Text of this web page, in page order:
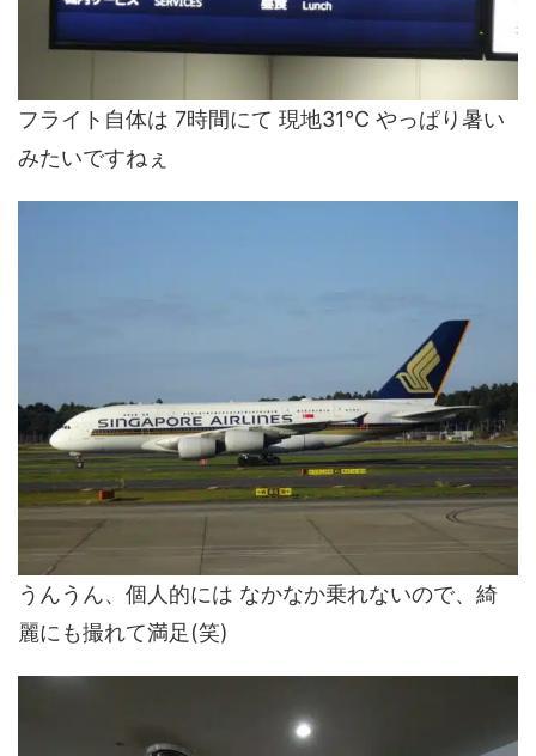
フライト自体は 7時間にて 現地31℃ やっぱり暑い
みたいですねぇ
うんうん、個人的には なかなか乗れないので、綺
麗にも撮れて満足(笑)